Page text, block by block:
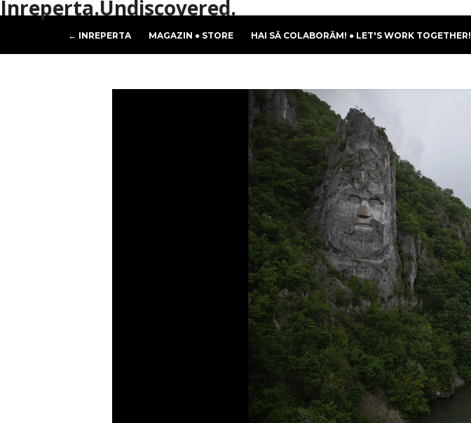
Inreperta.Undiscovered.
← INREPERTA MAGAZIN ● STORE HAI SĂ COLABORĂM! ● LET'S WORK TOGETHER!